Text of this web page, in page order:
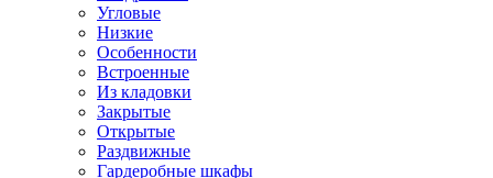
Угловые
Низкие
Особенности
Встроенные
Из кладовки
Закрытые
Открытые
Раздвижные
Гардеробные шкафы